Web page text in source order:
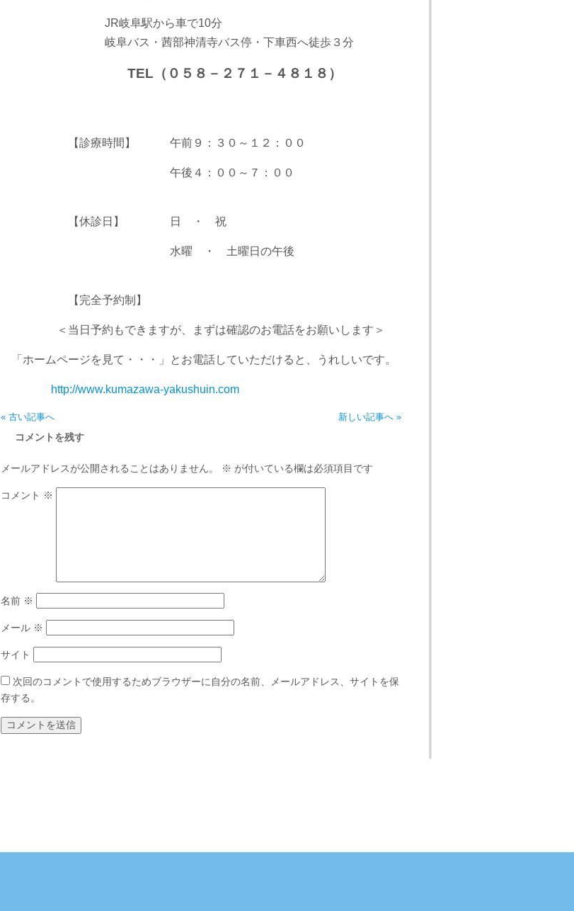
JR岐阜駅から車で10分
岐阜バス・茜部神清寺バス停・下車西へ徒歩３分
TEL（０５８－２７１－４８１８）
【診療時間】 午前９：３０～１２：００
午後４：００～７：００
【休診日】 日 ・ 祝
水曜 ・ 土曜日の午後
【完全予約制】
＜当日予約もできますが、まずは確認のお電話をお願いします＞
「ホームページを見て・・・」とお電話していただけると、うれしいです。
http://www.kumazawa-yakushuin.com
« 古い記事へ 新しい記事へ »
コメントを残す
メールアドレスが公開されることはありません。 ※ が付いている欄は必須項目です
コメント ※
名前 ※
メール ※
サイト
次回のコメントで使用するためブラウザーに自分の名前、メールアドレス、サイトを保
存する。